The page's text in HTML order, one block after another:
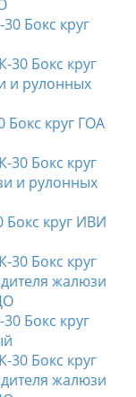
Бокс круг
круг ГОА
круг ИВИ
Бокс круг